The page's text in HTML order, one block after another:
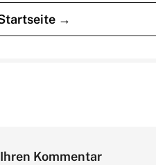
→
Kommentar